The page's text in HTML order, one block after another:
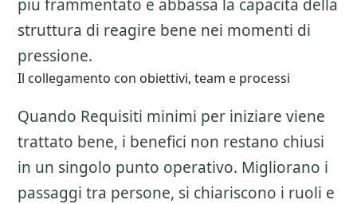
piu frammentato e abbassa la capacita della
struttura di reagire bene nei momenti di
pressione.
Il collegamento con obiettivi, team e processi
Quando Requisiti minimi per iniziare viene
trattato bene, i benefici non restano chiusi
in un singolo punto operativo. Migliorano i
passaggi tra persone, si chiariscono i ruoli e